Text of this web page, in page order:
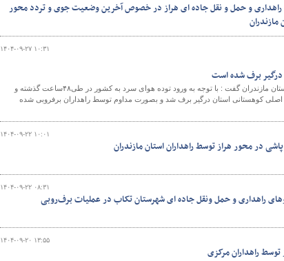
راهداری و حمل و نقل جاده ای هراز در خصوص آخرین وضعیت جوی و تردد محور
۱۴۰۴-۰۹-۲۷ ۱۰:۳۱
مدیر کل راهداری و حمل و نقل جاده ای استان مازندران گفت : با توجه به ورود توده هوای سرد به کشور در طی۴۸ساعت گذشته و
استان۳۷۰ کیلومتر از محورهای اصلی کوهستانی استان درگیر برف شد و بصورت مداوم توسط راهداران برفروبی شده
۱۴۰۴-۰۹-۲۲ ۱۰:۰۱
در محور هراز توسط راهداران استان مازندران
۱۴۰۴-۰۹-۲۲ ۰۸:۳۱
راهداری و حمل ونقل جاده ای شهرستان تکاب در عملیات برف‌روبی
۱۴۰۴-۰۹-۲۰ ۱۳:۵۵
راهداران مرکزی